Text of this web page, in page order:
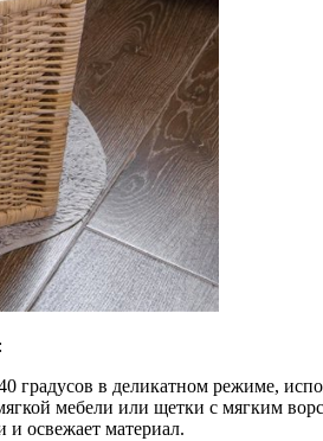
градусов в деликатном режиме,
мебели или щетки с мягким
освежает материал.